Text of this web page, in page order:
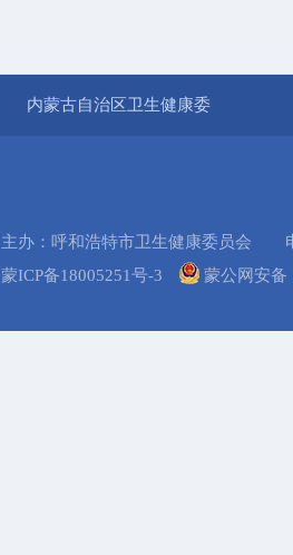
内蒙古自治区卫生健康委
主办：呼和浩特市卫生健康委员会
蒙ICP备18005251号-3
蒙公网安备